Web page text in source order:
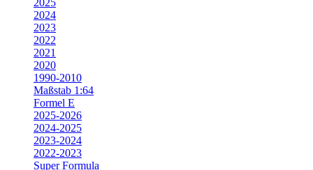
2025
2024
2023
2022
2021
2020
1990-2010
Maßstab 1:64
Formel E
2025-2026
2024-2025
2023-2024
2022-2023
Super Formula